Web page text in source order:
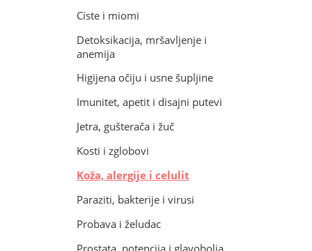
Ciste i miomi
Detoksikacija, mršavljenje i
anemija
Higijena očiju i usne šupljine
Imunitet, apetit i disajni putevi
Jetra, gušterača i žuč
Kosti i zglobovi
Koža, alergije i celulit
Paraziti, bakterije i virusi
Probava i želudac